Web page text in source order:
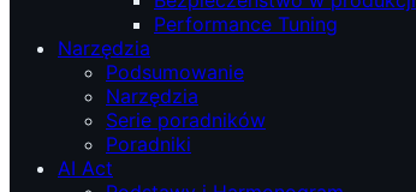
Performance Tuning
Narzędzia
Podsumowanie
Narzędzia
Serie poradników
Poradniki
AI Act